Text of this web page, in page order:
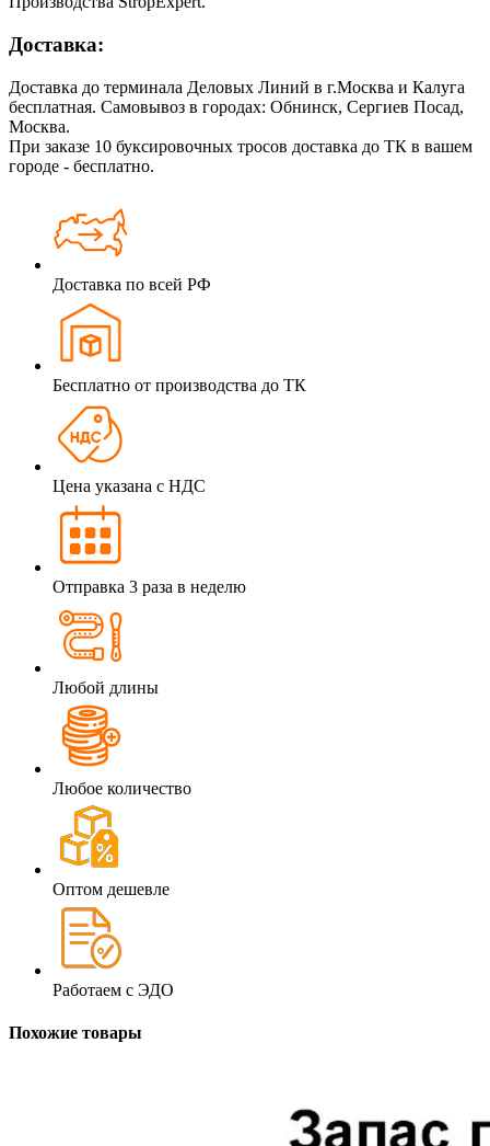
Доставка:
Доставка до терминала Деловых Линий в г.Москва и Калуга
бесплатная. Самовывоз в городах: Обнинск, Сергиев Посад,
Москва.
При заказе 10 буксировочных тросов доставка до ТК в вашем
городе - бесплатно.
Доставка по всей РФ
Бесплатно от производства до ТК
Цена указана с НДС
Отправка 3 раза в неделю
Любой длины
Любое количество
Оптом дешевле
Работаем с ЭДО
Похожие товары